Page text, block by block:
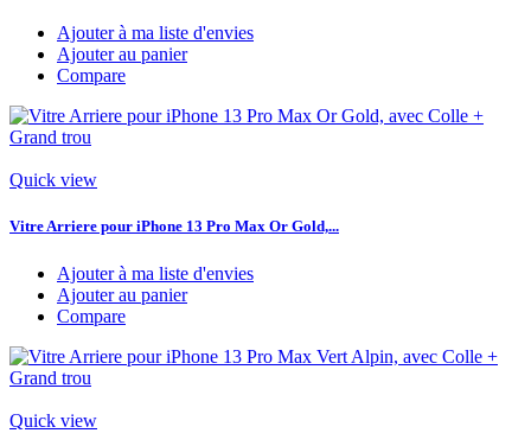
Ajouter à ma liste d'envies
Ajouter au panier
Compare
Quick view
Vitre Arriere pour iPhone 13 Pro Max Or Gold,...
Ajouter à ma liste d'envies
Ajouter au panier
Compare
Quick view